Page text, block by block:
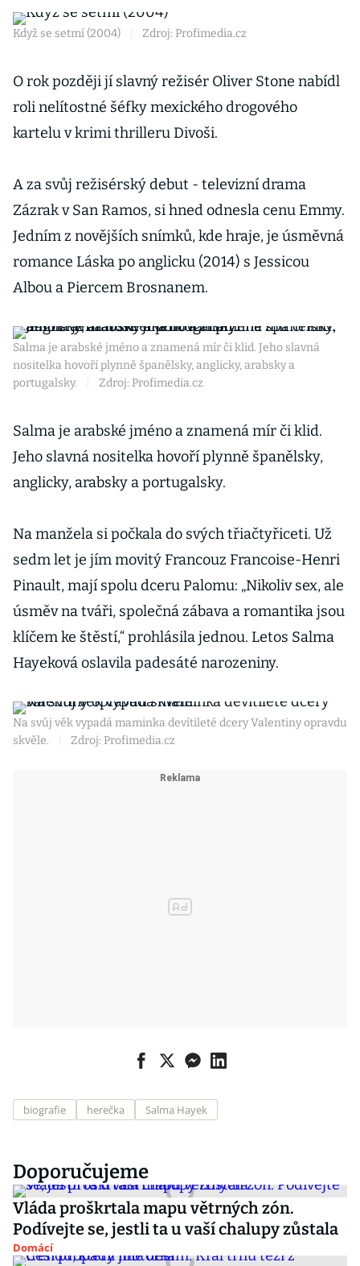
Když se setmí (2004) Zdroj: Profimedia.cz
O rok později jí slavný režisér Oliver Stone nabídl
roli nelítostné šéfky mexického drogového
kartelu v krimi thrilleru Divoši.
A za svůj režisérský debut - televizní drama
Zázrak v San Ramos, si hned odnesla cenu Emmy.
Jedním z novějších snímků, kde hraje, je úsměvná
romance Láska po anglicku (2014) s Jessicou
Albou a Piercem Brosnanem.
Salma je arabské jméno a znamená mír či klid. Jeho slavná
nositelka hovoří plynně španělsky, anglicky, arabsky a
portugalsky.
Zdroj: Profimedia.cz
Salma je arabské jméno a znamená mír či klid.
Jeho slavná nositelka hovoří plynně španělsky,
anglicky, arabsky a portugalsky.
Na manžela si počkala do svých třiačtyřiceti. Už
sedm let je jím movitý Francouz Francoise-Henri
Pinault, mají spolu dceru Palomu: „Nikoliv sex, ale
úsměv na tváři, společná zábava a romantika jsou
klíčem ke štěstí,“ prohlásila jednou. Letos Salma
Hayeková oslavila padesáté narozeniny.
Na svůj věk vypadá maminka devítileté dcery Valentiny opravdu
skvěle.
Zdroj: Profimedia.cz
biografie herečka Salma Hayek
Doporučujeme
Vláda proškrtala mapu větrných zón.
Podívejte se, jestli ta u vaší chalupy zůstala
Domácí